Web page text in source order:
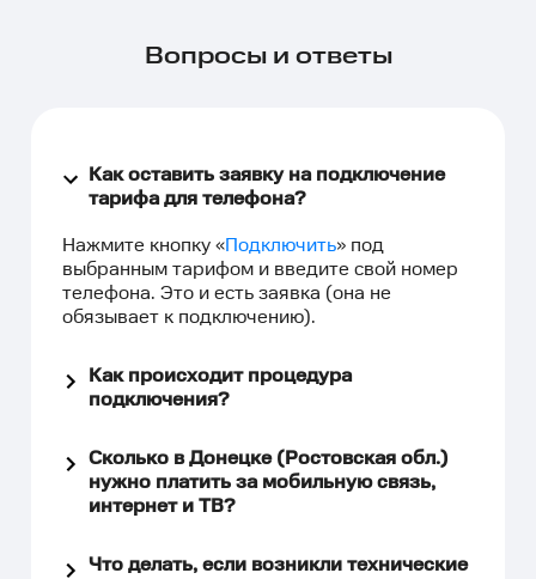
Вопросы и ответы
Как оставить заявку на подключение
тарифа для телефона?
Нажмите кнопку «Подключить» под
выбранным тарифом и введите свой номер
телефона. Это и есть заявка (она не
обязывает к подключению).
Как происходит процедура
подключения?
Сколько в Донецке (Ростовская обл.)
нужно платить за мобильную связь,
интернет и ТВ?
Что делать, если возникли технические